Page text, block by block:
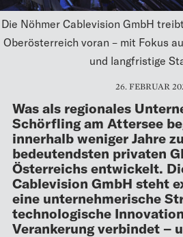
Die Nöhmer Cablevision GmbH
Oberösterreich voran – mit Fokus
und langfristige
26. FEBRUAR
Was als regionales
Schörfling am Attersee
innerhalb weniger Jahre
bedeutendsten privaten
Österreichs entwickelt.
Cablevision GmbH steht
eine unternehmerische
technologische
Verankerung verbindet –